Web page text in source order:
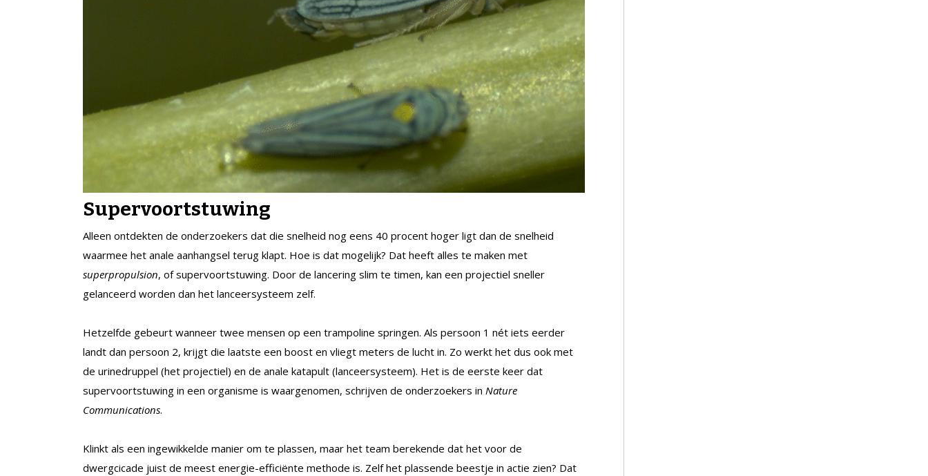
Supervoortstuwing
Alleen ontdekten de onderzoekers dat die snelheid nog eens 40 procent hoger ligt dan de snelheid
waarmee het anale aanhangsel terug klapt. Hoe is dat mogelijk? Dat heeft alles te maken met
superpropulsion, of supervoortstuwing. Door de lancering slim te timen, kan een projectiel sneller
gelanceerd worden dan het lanceersysteem zelf.
Hetzelfde gebeurt wanneer twee mensen op een trampoline springen. Als persoon 1 nét iets eerder
landt dan persoon 2, krijgt die laatste een boost en vliegt meters de lucht in. Zo werkt het dus ook met
de urinedruppel (het projectiel) en de anale katapult (lanceersysteem). Het is de eerste keer dat
supervoortstuwing in een organisme is waargenomen, schrijven de onderzoekers in Nature
Communications.
Klinkt als een ingewikkelde manier om te plassen, maar het team berekende dat het voor de
dwergcicade juist de meest energie-efficiënte methode is. Zelf het plassende beestje in actie zien? Dat